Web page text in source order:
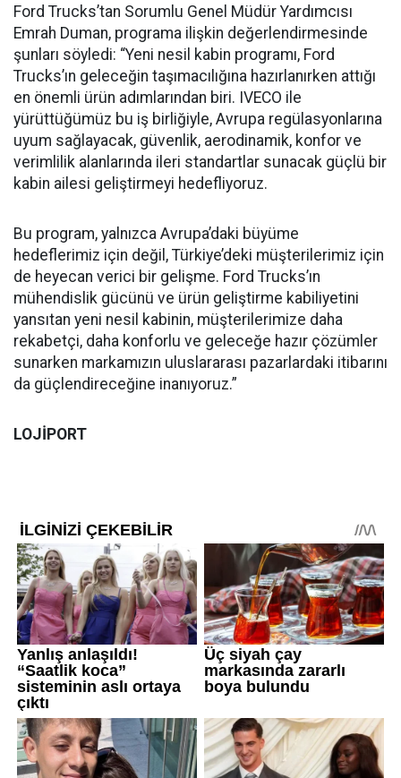
Ford Trucks’tan Sorumlu Genel Müdür Yardımcısı
Emrah Duman, programa ilişkin değerlendirmesinde
şunları söyledi: “Yeni nesil kabin programı, Ford
Trucks’ın geleceğin taşımacılığına hazırlanırken attığı
en önemli ürün adımlarından biri. IVECO ile
yürüttüğümüz bu iş birliğiyle, Avrupa regülasyonlarına
uyum sağlayacak, güvenlik, aerodinamik, konfor ve
verimlilik alanlarında ileri standartlar sunacak güçlü bir
kabin ailesi geliştirmeyi hedefliyoruz.
Bu program, yalnızca Avrupa’daki büyüme
hedeflerimiz için değil, Türkiye’deki müşterilerimiz için
de heyecan verici bir gelişme. Ford Trucks’ın
mühendislik gücünü ve ürün geliştirme kabiliyetini
yansıtan yeni nesil kabinin, müşterilerimize daha
rekabetçi, daha konforlu ve geleceğe hazır çözümler
sunarken markamızın uluslararası pazarlardaki itibarını
da güçlendireceğine inanıyoruz.”
LOJİPORT